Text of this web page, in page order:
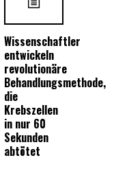
Wissenschaftler
entwickeln
revolutionäre
Behandlungsmethode,
die
Krebszellen
in nur 60
Sekunden
abtötet